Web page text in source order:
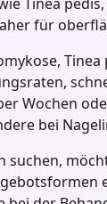
für
Wochen
bei
suchen,